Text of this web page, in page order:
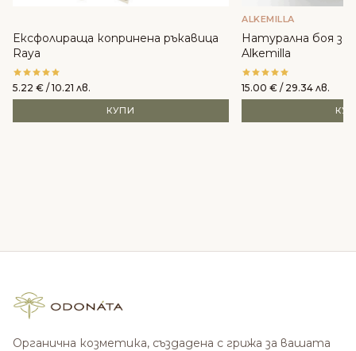
Ексфолираща копринена ръкавица
Raya
5.22 € / 10.21 лв.
КУПИ
ALKEMILLA
Натурална боя за
Alkemilla
15.00 € / 29.34 лв.
Органична козметика, създадена с грижа за вашата